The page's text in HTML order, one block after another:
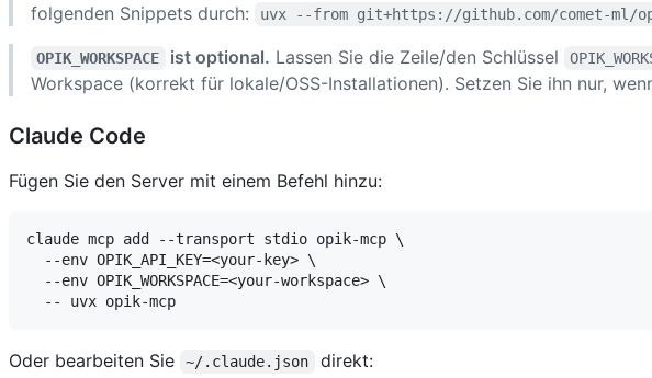
folgenden Snippets durch:
uvx --from git+https://github.com/comet-ml/
OPIK_WORKSPACE ist optional. Lassen Sie die Zeile/den Schlüssel
Workspace (korrekt für lokale/OSS-Installationen). Setzen Sie ihn nur,
Claude Code
Fügen Sie den Server mit einem Befehl hinzu:
claude mcp add --transport stdio opik-mcp \
  --env OPIK_API_KEY=<your-key> \
  --env OPIK_WORKSPACE=<your-workspace> \
Oder bearbeiten Sie ~/.claude.json direkt: